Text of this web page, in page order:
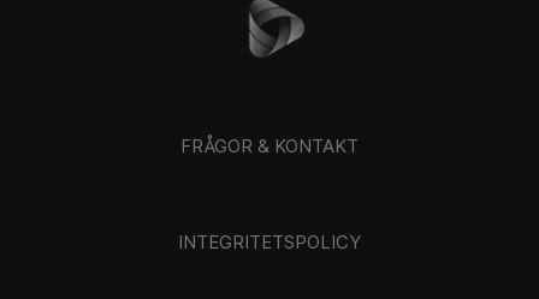
FRÅGOR & KONTAKT
INTEGRITETSPOLICY